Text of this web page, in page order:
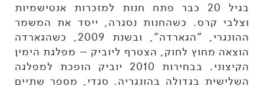
בגיל 20 כבר פתח חנות למזכרות אנטישמיות
וצלבי קרס. כשהחנות נסגרה, ייסד את המשמר
ההונגרי, "הגארדה", ובשנת 2009, כשהגארדה
הוצאה מחוץ לחוק, הצטרף ליוביק – מפלגת הימין
הקיצוני. בבחירות 2010 יוביק הופכת למפלגה
השלישית בגדולה בהונגריה. סגדי, מספר שתיים